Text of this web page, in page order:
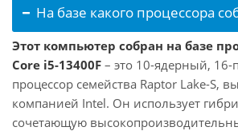
На базе какого процессора
Этот компьютер собран на базе
Core i5-13400F – это 10-ядерный,
процессор семейства Raptor Lake-S,
компанией Intel. Он использует
сочетающую